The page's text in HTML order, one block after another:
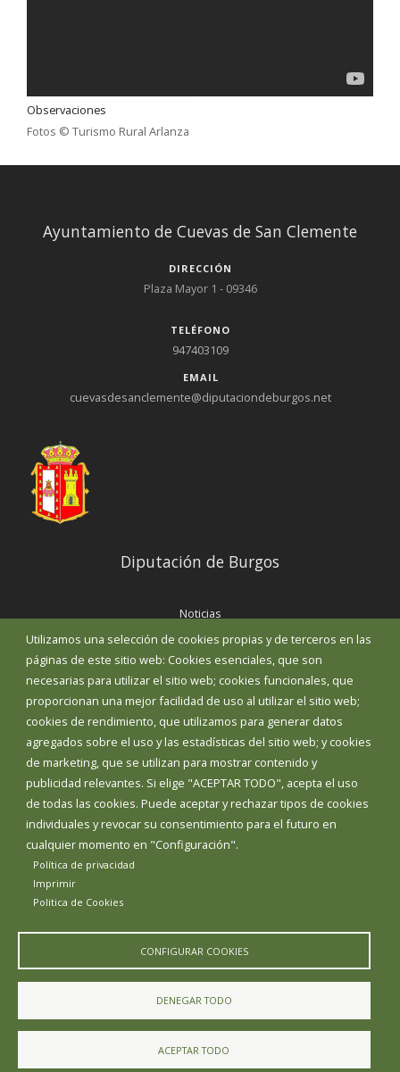
Observaciones
Fotos © Turismo Rural Arlanza
Utilizamos una selección de cookies propias y de terceros en las
páginas de este sitio web: Cookies esenciales, que son
necesarias para utilizar el sitio web; cookies funcionales, que
proporcionan una mejor facilidad de uso al utilizar el sitio web;
cookies de rendimiento, que utilizamos para generar datos
agregados sobre el uso y las estadísticas del sitio web; y cookies
de marketing, que se utilizan para mostrar contenido y
publicidad relevantes. Si elige "ACEPTAR TODO", acepta el uso
de todas las cookies. Puede aceptar y rechazar tipos de cookies
individuales y revocar su consentimiento para el futuro en
cualquier momento en "Configuración".
Política de privacidad
Imprimir
Politica de Cookies
CONFIGURAR COOKIES
DENEGAR TODO
ACEPTAR TODO
Ayuntamiento de Cuevas de San Clemente
DIRECCIÓN
Plaza Mayor 1 - 09346
TELÉFONO
947403109
EMAIL
cuevasdesanclemente@diputaciondeburgos.net
Diputación de Burgos
Noticias
Eventos
Corporación Municipal
Teléfonos de interés
INICIAR SESIÓN
MAPA WEB
Diputación de Burgos